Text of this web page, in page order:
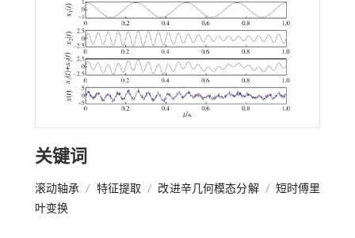
关键词
滚动轴承 / 特征提取 / 改进辛几何模态分解 / 短时傅里
叶变换